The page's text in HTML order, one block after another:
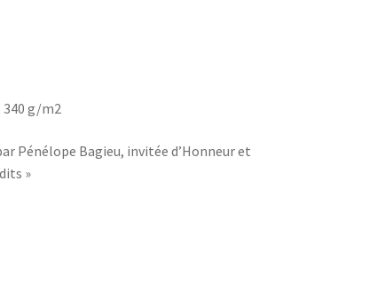
340 g/m2
Pénélope Bagieu, invitée d’Honneur et
»